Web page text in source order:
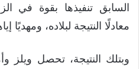
السابق تنفيذها بقوة في
معادلًا النتيجة لبلاده، ومهديًا
وبتلك النتيجة، تحصل ويلز